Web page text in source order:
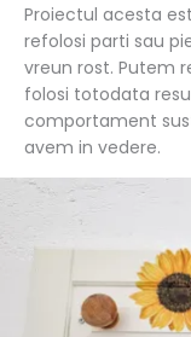
Proiectul acesta
refolosi parti sau
vreun rost. Putem
folosi totodata
comportament
avem in vedere.